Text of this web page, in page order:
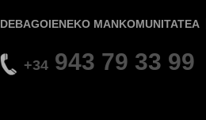
DEBAGOIENEKO MANKOMUNITATEA
+34943 79 33 99